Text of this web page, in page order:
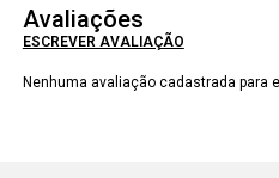
Avaliações
ESCREVER AVALIAÇÃO
Nenhuma avaliação cadastrada para